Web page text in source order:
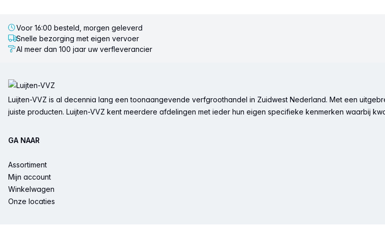
Voor 16:00 besteld, morgen geleverd
Snelle bezorging met eigen vervoer
Al meer dan 100 jaar uw verfleverancier
Luijten-VVZ is al decennia lang een toonaangevende verfgroothandel in Zuidwest Nederland. Met een
juiste producten. Luijten-VVZ kent meerdere afdelingen met ieder hun eigen specifieke kenmerken waarbij
GA NAAR
Assortiment
Mijn account
Winkelwagen
Onze locaties